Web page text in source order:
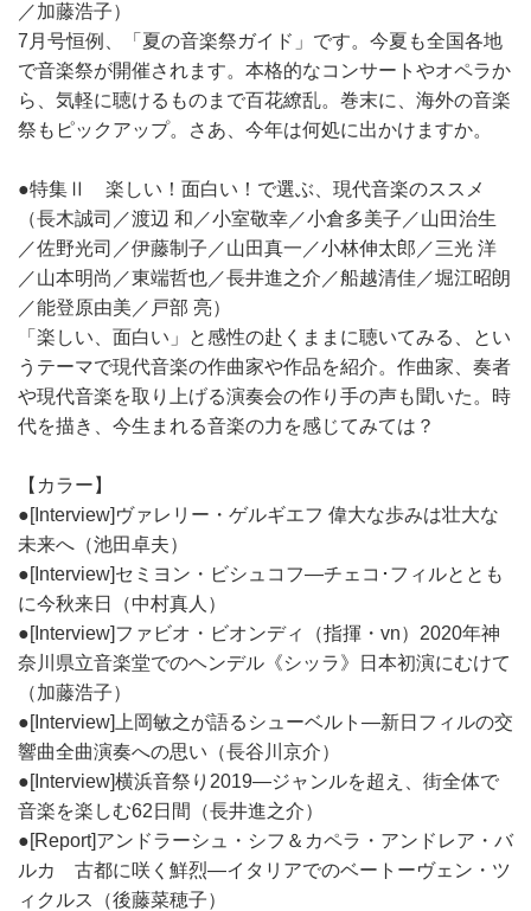
／加藤浩子）
7月号恒例、「夏の音楽祭ガイド」です。今夏も全国各地
で音楽祭が開催されます。本格的なコンサートやオペラか
ら、気軽に聴けるものまで百花繚乱。巻末に、海外の音楽
祭もピックアップ。さあ、今年は何処に出かけますか。
●特集Ⅱ 楽しい！面白い！で選ぶ、現代音楽のススメ
（長木誠司／渡辺 和／小室敬幸／小倉多美子／山田治生
／佐野光司／伊藤制子／山田真一／小林伸太郎／三光 洋
／山本明尚／東端哲也／長井進之介／船越清佳／堀江昭朗
／能登原由美／戸部 亮）
「楽しい、面白い」と感性の赴くままに聴いてみる、とい
うテーマで現代音楽の作曲家や作品を紹介。作曲家、奏者
や現代音楽を取り上げる演奏会の作り手の声も聞いた。時
代を描き、今生まれる音楽の力を感じてみては？
【カラー】
●[Interview]ヴァレリー・ゲルギエフ 偉大な歩みは壮大な
未来へ（池田卓夫）
●[Interview]セミヨン・ビシュコフ―チェコ･フィルととも
に今秋来日（中村真人）
●[Interview]ファビオ・ビオンディ（指揮・vn）2020年神
奈川県立音楽堂でのヘンデル《シッラ》日本初演にむけて
（加藤浩子）
●[Interview]上岡敏之が語るシューベルト―新日フィルの交
響曲全曲演奏への思い（長谷川京介）
●[Interview]横浜音祭り2019―ジャンルを超え、街全体で
音楽を楽しむ62日間（長井進之介）
●[Report]アンドラーシュ・シフ＆カペラ・アンドレア・バ
ルカ 古都に咲く鮮烈―イタリアでのベートーヴェン・ツ
ィクルス（後藤菜穂子）